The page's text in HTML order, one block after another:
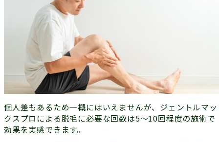
個人差もあるため一概にはいえませんが、ジェントルマッ
クスプロによる脱毛に必要な回数は5〜10回程度の施術で
効果を実感できます。